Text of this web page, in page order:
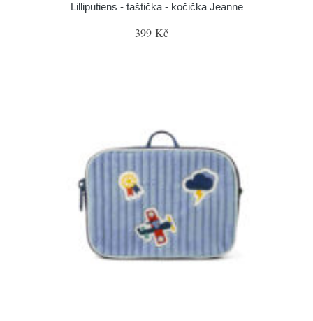
Lilliputiens - taštička - kočička Jeanne
399 Kč